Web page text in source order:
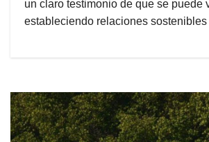
un claro testimonio de que se puede
estableciendo relaciones